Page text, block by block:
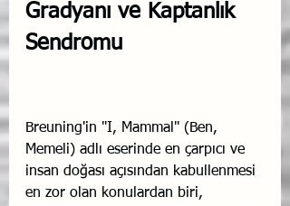
Gradyanı ve Kaptanlık
Sendromu
Breuning'in "I, Mammal" (Ben,
Memeli) adlı eserinde en çarpıcı ve
insan doğası açısından kabullenmesi
en zor olan konulardan biri,